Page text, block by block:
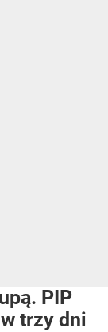
PIP
trzy dni